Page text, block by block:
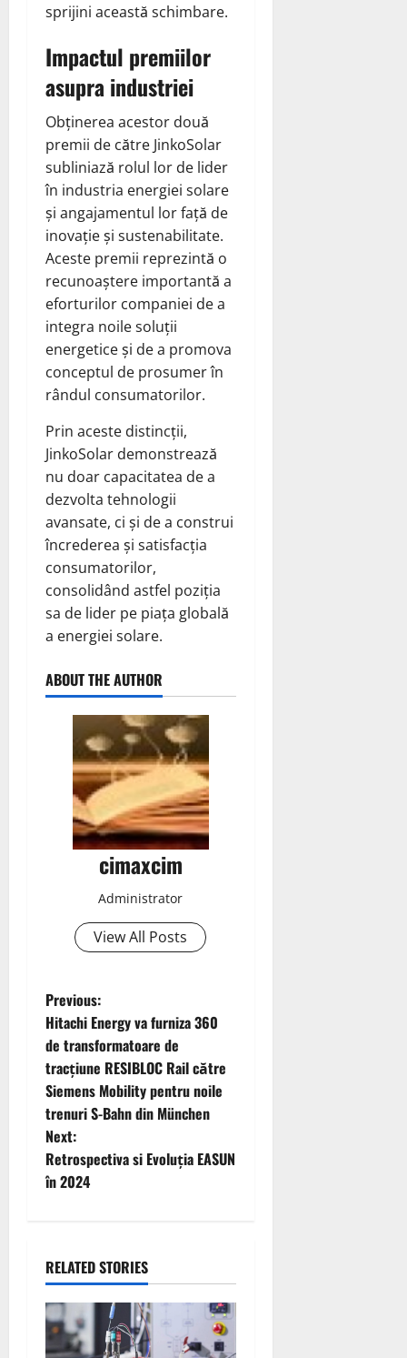
sprijini această schimbare.
Impactul premiilor
asupra industriei
Obținerea acestor două
premii de către JinkoSolar
subliniază rolul lor de lider
în industria energiei solare
și angajamentul lor față de
inovație și sustenabilitate.
Aceste premii reprezintă o
recunoaștere importantă a
eforturilor companiei de a
integra noile soluții
energetice și de a promova
conceptul de prosumer în
rândul consumatorilor.
Prin aceste distincții,
JinkoSolar demonstrează
nu doar capacitatea de a
dezvolta tehnologii
avansate, ci și de a construi
încrederea și satisfacția
consumatorilor,
consolidând astfel poziția
sa de lider pe piața globală
a energiei solare.
ABOUT THE AUTHOR
cimaxcim
Administrator
View All Posts
P
o
s
t
n
a
i
g
Previous:
Hitachi Energy va furniza 360
de transformatoare de
tracțiune RESIBLOC Rail către
Siemens Mobility pentru noile
trenuri S-Bahn din München
Next:
Retrospectiva si Evoluția EASUN
în 2024
RELATED STORIES